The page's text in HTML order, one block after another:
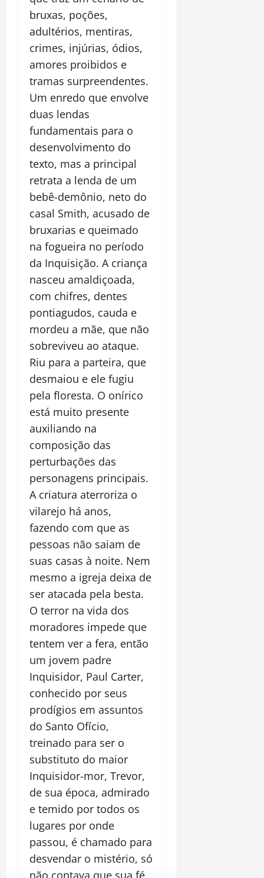
bruxas, poções,
adultérios, mentiras,
crimes, injúrias, ódios,
amores proibidos e
tramas surpreendentes.
Um enredo que envolve
duas lendas
fundamentais para o
desenvolvimento do
texto, mas a principal
retrata a lenda de um
bebê-demônio, neto do
casal Smith, acusado de
bruxarias e queimado
na fogueira no período
da Inquisição. A criança
nasceu amaldiçoada,
com chifres, dentes
pontiagudos, cauda e
mordeu a mãe, que não
sobreviveu ao ataque.
Riu para a parteira, que
desmaiou e ele fugiu
pela floresta. O onírico
está muito presente
auxiliando na
composição das
perturbações das
personagens principais.
A criatura aterroriza o
vilarejo há anos,
fazendo com que as
pessoas não saiam de
suas casas à noite. Nem
mesmo a igreja deixa de
ser atacada pela besta.
O terror na vida dos
moradores impede que
tentem ver a fera, então
um jovem padre
Inquisidor, Paul Carter,
conhecido por seus
prodígios em assuntos
do Santo Ofício,
treinado para ser o
substituto do maior
Inquisidor-mor, Trevor,
de sua época, admirado
e temido por todos os
lugares por onde
passou, é chamado para
desvendar o mistério, só